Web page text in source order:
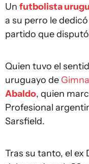
Un futbolista
a su perro le
partido que
Quien tuvo el
uruguayo de
Abaldo, quien
Profesional
Sarsfield.
Tras su tanto, el